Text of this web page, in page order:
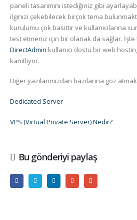
paneli tasarımını istediğiniz gibi
ilginizi çekebilecek birçok tema
kurulumu çok basittir ve kullanıcılarına
test etmeniz için bir olanak da sağlar.
DirectAdmin kullanıcı dostu bir web
kanıtlıyor.
Diğer yazılarımızdan bazılarına göz
Dedicated Server
VPS (Virtual Private Server) Nedir?
Bu gönderiyi paylaş